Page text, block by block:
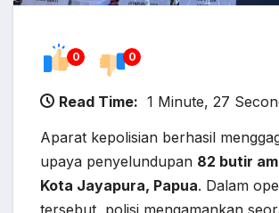
0 0
Read Time: 1 Minute, 27
Aparat kepolisian berhasil
upaya penyelundupan 82 butir
Kota Jayapura, Papua. Dalam